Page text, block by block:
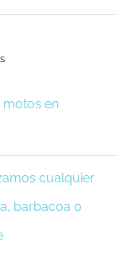
en
cualquier
barbacoa o